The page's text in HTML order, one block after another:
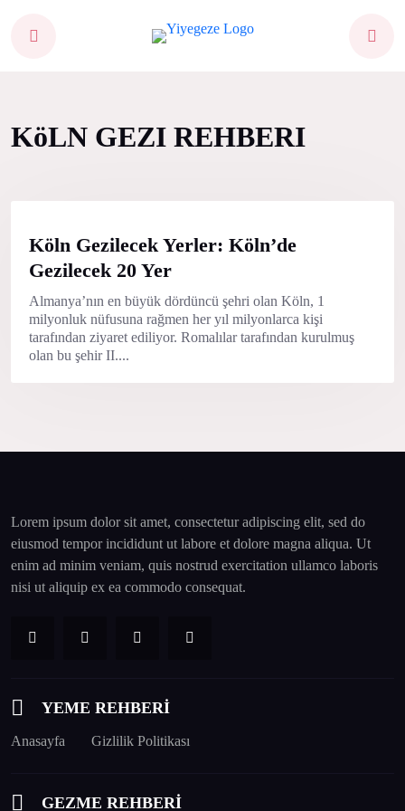
KöLN GEZI REHBERI
Köln Gezilecek Yerler: Köln’de
Gezilecek 20 Yer
Almanya’nın en büyük dördüncü şehri olan Köln, 1
milyonluk nüfusuna rağmen her yıl milyonlarca kişi
tarafından ziyaret ediliyor. Romalılar tarafından kurulmuş
olan bu şehir II....
Lorem ipsum dolor sit amet, consectetur adipiscing elit, sed do
eiusmod tempor incididunt ut labore et dolore magna aliqua. Ut
enim ad minim veniam, quis nostrud exercitation ullamco laboris
nisi ut aliquip ex ea commodo consequat.
YEME REHBERİ
Anasayfa Gizlilik Politikası
GEZME REHBERİ